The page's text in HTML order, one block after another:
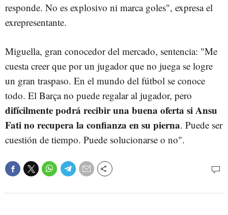
responde. No es explosivo ni marca goles", expresa el
exrepresentante.
Miguella, gran conocedor del mercado, sentencia: "Me
cuesta creer que por un jugador que no juega se logre
un gran traspaso. En el mundo del fútbol se conoce
todo. El Barça no puede regalar al jugador, pero
difícilmente podrá recibir una buena oferta si Ansu
Fati no recupera la confianza en su pierna. Puede ser
cuestión de tiempo. Puede solucionarse o no".